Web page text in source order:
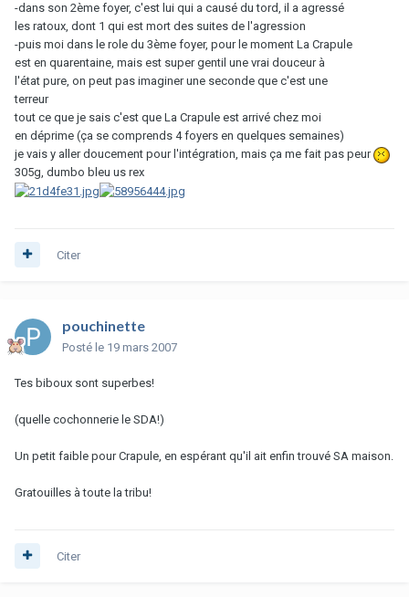
-dans son 2ème foyer, c'est lui qui a causé du tord, il a agressé
les ratoux, dont 1 qui est mort des suites de l'agression
-puis moi dans le role du 3ème foyer, pour le moment La Crapule
est en quarentaine, mais est super gentil une vrai douceur à
l'état pure, on peut pas imaginer une seconde que c'est une
terreur
tout ce que je sais c'est que La Crapule est arrivé chez moi
en déprime (ça se comprends 4 foyers en quelques semaines)
je vais y aller doucement pour l'intégration, mais ça me fait pas peur
305g, dumbo bleu us rex
Citer
pouchinette
Posté le 19 mars 2007
Tes biboux sont superbes!
(quelle cochonnerie le SDA!)
Un petit faible pour Crapule, en espérant qu'il ait enfin trouvé SA maison.
Gratouilles à toute la tribu!
Citer